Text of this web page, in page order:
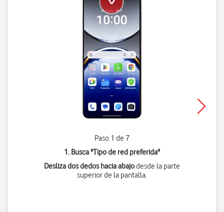
Paso 1 de 7
1. Busca "Tipo de red preferida"
Desliza dos dedos hacia abajodesde la parte
superior de la pantalla.